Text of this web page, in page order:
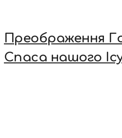
Преображення
Спаса нашого